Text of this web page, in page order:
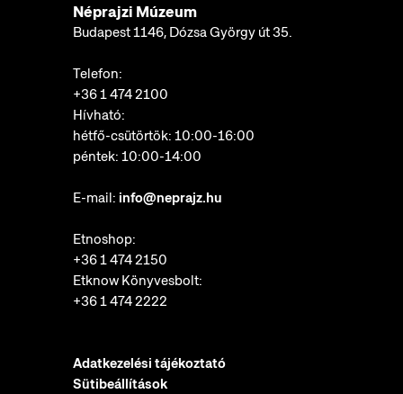
Néprajzi Múzeum
Budapest 1146, Dózsa György út 35.
Telefon:
+36 1 474 2100
Hívható:
hétfő-csütörtök: 10:00-16:00
péntek: 10:00-14:00
E-mail: info@neprajz.hu
Etnoshop:
+36 1 474 2150
Etknow Könyvesbolt:
+36 1 474 2222
Adatkezelési tájékoztató
Sütibeállítások